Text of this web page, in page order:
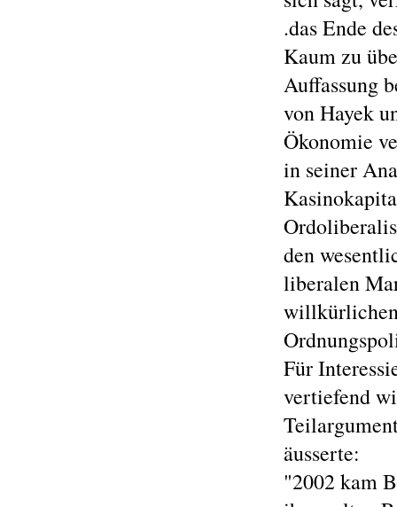
.das Ende
Kaum zu
Auffassung
von Hayek
Ökonomie
in seiner
den
liberalen
Für
vertiefend
äusserte:
"2002 kam